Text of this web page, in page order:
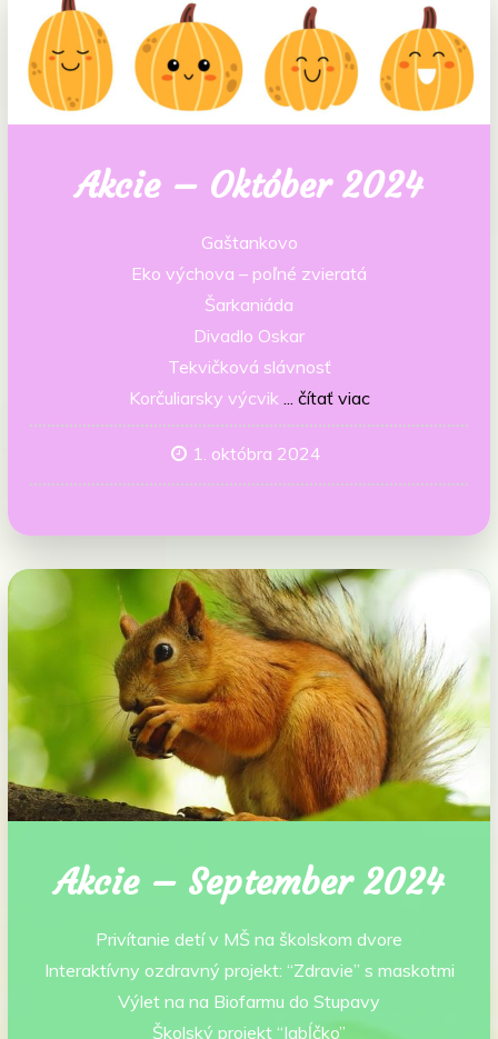
Akcie – Október 2024
Gaštankovo
Eko výchova – poľné zvieratá
Šarkaniáda
Divadlo Oskar
Tekvičková slávnosť
Korčuliarsky výcvik
... čítať viac
1. októbra 2024
Akcie – September 2024
Privítanie detí v MŠ na školskom dvore
Interaktívny ozdravný projekt: “Zdravie” s maskotmi
Výlet na na Biofarmu do Stupavy
Školský projekt “Jabĺčko”